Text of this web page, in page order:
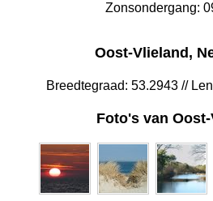
Zonsondergang:
Oost-Vlieland,
Breedtegraad: 53.2943 //
Foto's van